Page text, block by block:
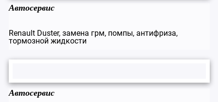
Автосервис
Renault Duster, замена грм, помпы, антифриза,
тормозной жидкости
Автосервис